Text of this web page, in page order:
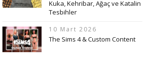
Kuka, Kehribar, Ağaç ve Katalin
Tesbihler
10 Mart 2026
The Sims 4 & Custom Content